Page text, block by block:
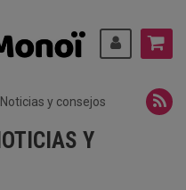
y consejos
Y